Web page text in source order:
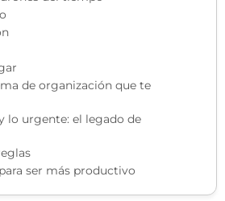
de organización que te
lo urgente: el legado de
ser más productivo